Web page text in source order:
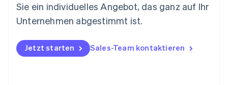
Sie ein individuelles Angebot, das ganz auf Ihr
Unternehmen abgestimmt ist.
Jetzt starten Sales-Team kontaktieren
Norwegen
English
DeutschEnglish
Polen